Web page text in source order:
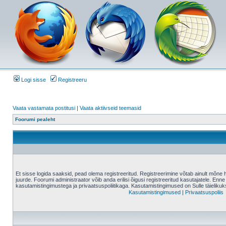
Logi sisse Registreeru
Vaata vastamata postitusi | Vaata aktiivseid teemasid
Foorumi pealeht
Et sisse logida saaksid, pead olema registreeritud. Registreerimine võtab ainult mõne
juurde. Foorumi administraator võib anda erilisi õigusi registreeritud kasutajatele.
kasutamistingimustega ja privaatsuspoliitikaga. Kasutamistingimused on Sulle
Kasutamistingimused| Privaatsuspoliis